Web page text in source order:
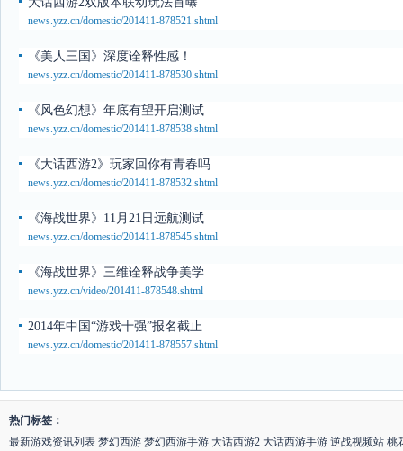
news.yzz.cn/domestic/201411-878521.shtml
《美人三国》深度诠释性感！
news.yzz.cn/domestic/201411-878530.shtml
《风色幻想》年底有望开启测试
news.yzz.cn/domestic/201411-878538.shtml
《大话西游2》玩家回你有青春吗
news.yzz.cn/domestic/201411-878532.shtml
《海战世界》11月21日远航测试
news.yzz.cn/domestic/201411-878545.shtml
《海战世界》三维诠释战争美学
news.yzz.cn/video/201411-878548.shtml
2014年中国“游戏十强”报名截止
news.yzz.cn/domestic/201411-878557.shtml
热门标签：
最新游戏资讯列表 梦幻西游 梦幻西游手游 大话西游2 大话西游手游 逆战视频站 桃